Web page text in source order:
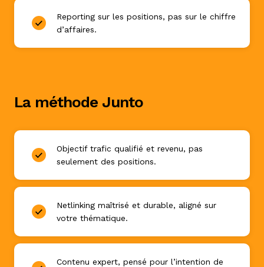
Reporting sur les positions, pas sur le chiffre
d’affaires.
La méthode Junto
Objectif trafic qualifié et revenu, pas
seulement des positions.
Netlinking maîtrisé et durable, aligné sur
votre thématique.
Contenu expert, pensé pour l’intention de